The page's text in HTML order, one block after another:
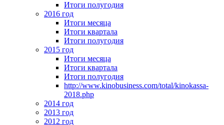
Итоги полугодия
2016 год
Итоги месяца
Итоги квартала
Итоги полугодия
2015 год
Итоги месяца
Итоги квартала
Итоги полугодия
http://www.kinobusiness.com/total/kinokassa-
2018.php
2014 год
2013 год
2012 год